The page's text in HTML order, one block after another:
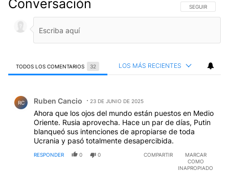
Conversación SIGA ESTA
SEGUIR
TODOS LOS COMENTARIOS 32 LOS MÁS RECIENTES
RC Ruben Cancio 23 DE JUNIO DE 2025
Ahora que los ojos del mundo están puestos en Medio
Oriente. Rusia aprovecha. Hace un par de días, Putin
blanqueó sus intenciones de apropiarse de toda
Ucrania y pasó totalmente desapercibida.
RESPONDER 0 0 COMPARTIR
MARCAR
COMO
INAPROPIADO